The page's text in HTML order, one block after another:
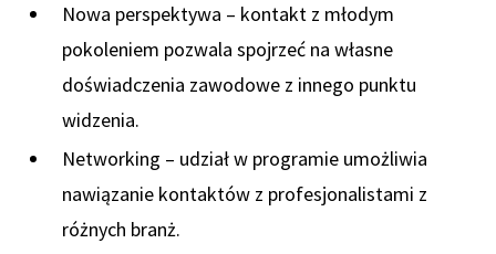
Nowa perspektywa – kontakt z młodym
pokoleniem pozwala spojrzeć na własne
doświadczenia zawodowe z innego punktu
widzenia.
Networking – udział w programie umożliwia
nawiązanie kontaktów z profesjonalistami z
różnych branż.